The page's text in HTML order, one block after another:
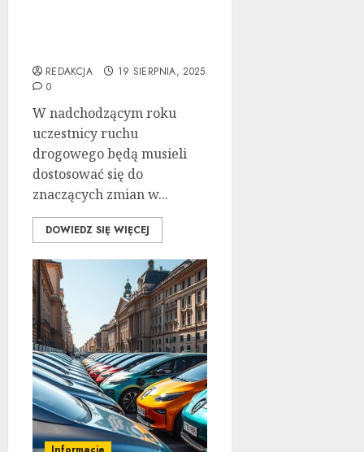
REDAKCJA
19 SIERPNIA, 2025
0
W nadchodzącym roku
uczestnicy ruchu
drogowego będą musieli
dostosować się do
znaczących zmian w...
DOWIEDZ SIĘ WIĘCEJ